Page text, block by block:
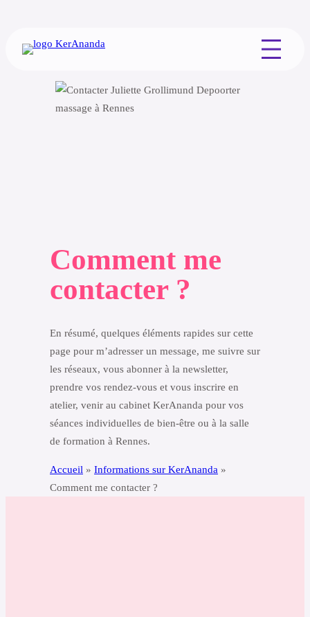
contenu
Comment me
contacter ?
En résumé, quelques éléments rapides sur cette
page pour m’adresser un message, me suivre sur
les réseaux, vous abonner à la newsletter,
prendre vos rendez-vous et vous inscrire en
atelier, venir au cabinet KerAnanda pour vos
séances individuelles de bien-être ou à la salle
de formation à Rennes.
Accueil » Informations sur KerAnanda »
Comment me contacter ?